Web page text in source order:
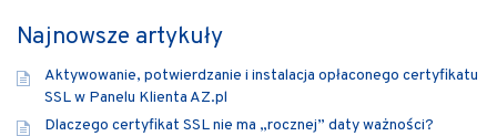
Najnowsze artykuły
Aktywowanie, potwierdzanie i instalacja opłaconego certyfikatu
SSL w Panelu Klienta AZ.pl
Dlaczego certyfikat SSL nie ma „rocznej” daty ważności?